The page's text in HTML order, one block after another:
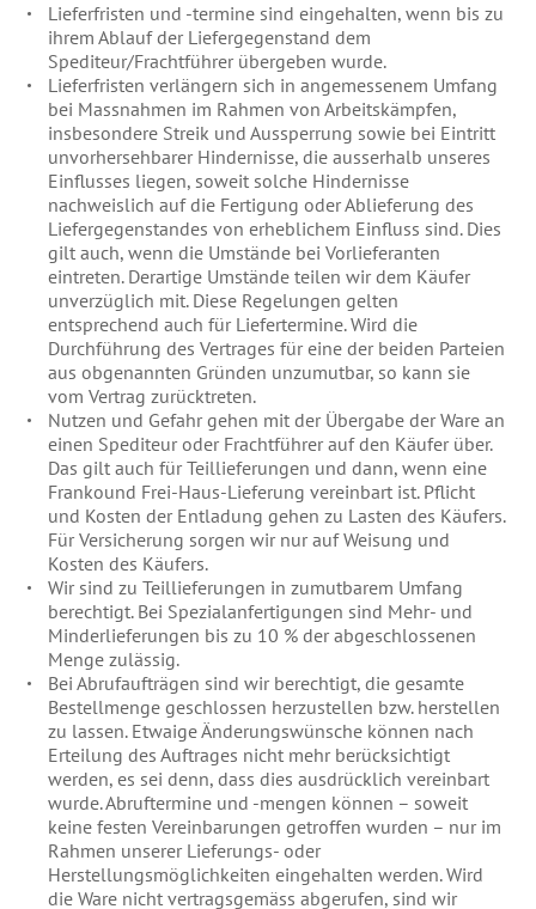
Lieferfristen und -termine sind eingehalten, wenn bis zu
ihrem Ablauf der Liefergegenstand dem
Spediteur/Frachtführer übergeben wurde.
Lieferfristen verlängern sich in angemessenem Umfang
bei Massnahmen im Rahmen von Arbeitskämpfen,
insbesondere Streik und Aussperrung sowie bei Eintritt
unvorhersehbarer Hindernisse, die ausserhalb unseres
Einflusses liegen, soweit solche Hindernisse
nachweislich auf die Fertigung oder Ablieferung des
Liefergegenstandes von erheblichem Einfluss sind. Dies
gilt auch, wenn die Umstände bei Vorlieferanten
eintreten. Derartige Umstände teilen wir dem Käufer
unverzüglich mit. Diese Regelungen gelten
entsprechend auch für Liefertermine. Wird die
Durchführung des Vertrages für eine der beiden Parteien
aus obgenannten Gründen unzumutbar, so kann sie
vom Vertrag zurücktreten.
Nutzen und Gefahr gehen mit der Übergabe der Ware an
einen Spediteur oder Frachtführer auf den Käufer über.
Das gilt auch für Teillieferungen und dann, wenn eine
Frankound Frei-Haus-Lieferung vereinbart ist. Pflicht
und Kosten der Entladung gehen zu Lasten des Käufers.
Für Versicherung sorgen wir nur auf Weisung und
Kosten des Käufers.
Wir sind zu Teillieferungen in zumutbarem Umfang
berechtigt. Bei Spezialanfertigungen sind Mehr- und
Minderlieferungen bis zu 10 % der abgeschlossenen
Menge zulässig.
Bei Abrufaufträgen sind wir berechtigt, die gesamte
Bestellmenge geschlossen herzustellen bzw. herstellen
zu lassen. Etwaige Änderungswünsche können nach
Erteilung des Auftrages nicht mehr berücksichtigt
werden, es sei denn, dass dies ausdrücklich vereinbart
wurde. Abruftermine und -mengen können – soweit
keine festen Vereinbarungen getroffen wurden – nur im
Rahmen unserer Lieferungs- oder
Herstellungsmöglichkeiten eingehalten werden. Wird
die Ware nicht vertragsgemäss abgerufen, sind wir